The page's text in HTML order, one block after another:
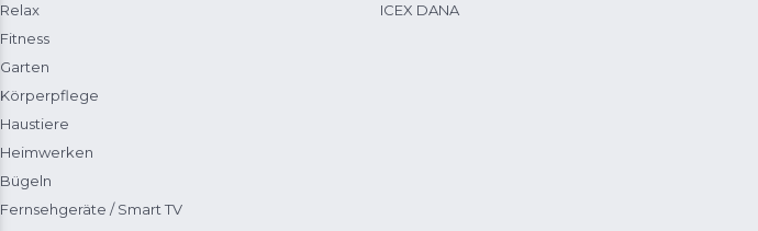
Relax
Fitness
Garten
Körperpflege
Haustiere
Heimwerken
Bügeln
Fernsehgeräte / Smart TV
ICEX DANA